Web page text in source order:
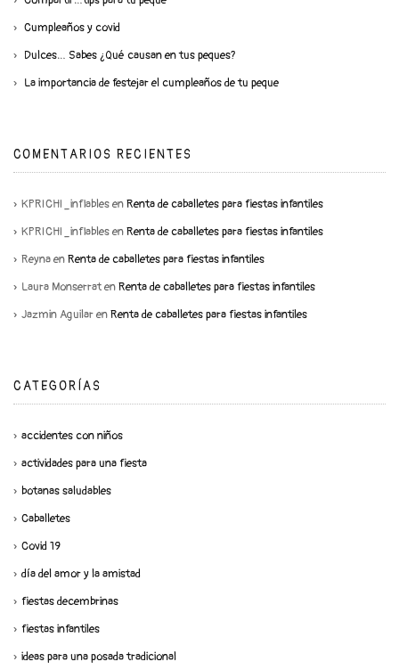
Cumpleaños y covid
Dulces… Sabes ¿Qué causan en tus peques?
La importancia de festejar el cumpleaños de tu peque
COMENTARIOS RECIENTES
KPRICHI_inflablesenRenta de caballetes para fiestas infantiles
KPRICHI_inflablesenRenta de caballetes para fiestas infantiles
ReynaenRenta de caballetes para fiestas infantiles
Laura MonserratenRenta de caballetes para fiestas infantiles
Jazmin AguilarenRenta de caballetes para fiestas infantiles
CATEGORÍAS
accidentes con niños
actividades para una fiesta
botanas saludables
Caballetes
Covid 19
día del amor y la amistad
fiestas decembrinas
fiestas infantiles
ideas para una posada tradicional